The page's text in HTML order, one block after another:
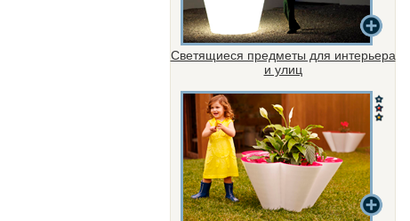
Светящиеся предметы для интерьера
и улиц